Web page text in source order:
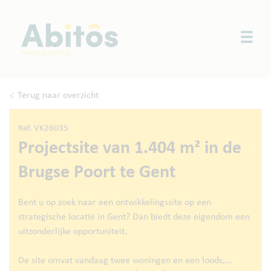
Terug naar overzicht
Ref. VK26035
Projectsite van 1.404 m² in de
Brugse Poort te Gent
Bent u op zoek naar een ontwikkelingssite op een
strategische locatie in Gent? Dan biedt deze eigendom een
uitzonderlijke opportuniteit.
De site omvat vandaag twee woningen en een loods,